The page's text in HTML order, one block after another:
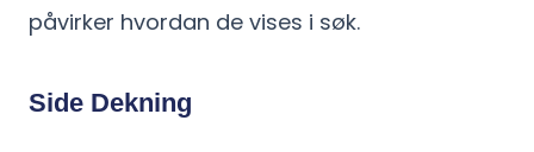
påvirker hvordan de vises i søk.
Side Dekning